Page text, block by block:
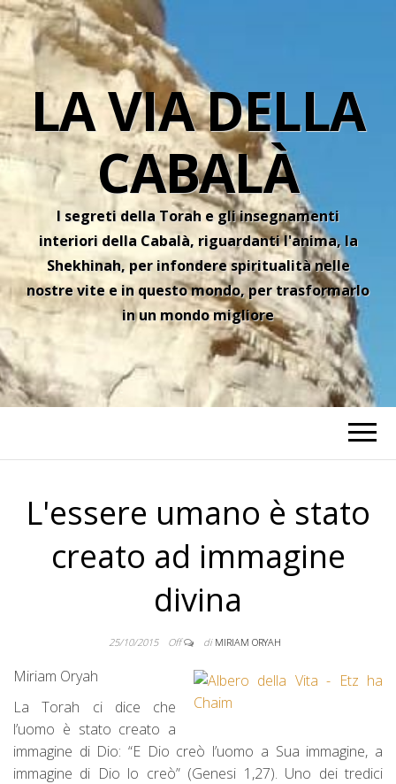
LA VIA DELLA
CABALÀ
I segreti della Torah e gli insegnamenti
interiori della Cabalà, riguardanti l'anima, la
Shekhinah, per infondere spiritualità nelle
nostre vite e in questo mondo, per trasformarlo
in un mondo migliore
L'essere umano è stato
creato ad immagine
divina
25/10/2015 Off di MIRIAM ORYAH
Miriam Oryah
La Torah ci dice che
l’uomo è stato creato a
immagine di Dio: “E Dio creò l’uomo a Sua immagine, a
immagine di Dio lo creò” (Genesi 1,27). Uno dei tredici